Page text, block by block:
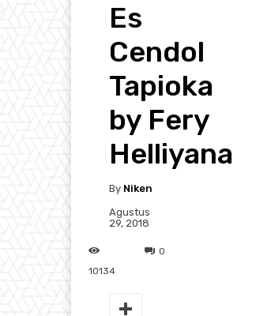
Es
Cendol
Tapioka
by Fery
Helliyana
By Niken
Agustus
29, 2018
0
10134